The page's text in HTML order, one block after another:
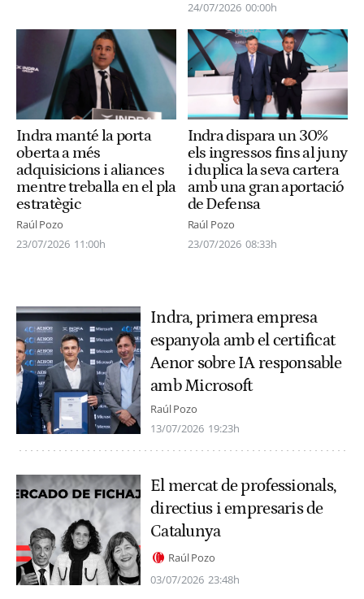
24/07/2026 00:00h
Indra manté la porta
oberta a més
adquisicions i aliances
mentre treballa en el pla
estratègic
Raúl Pozo
23/07/2026 11:00h
Indra dispara un 30%
els ingressos fins al juny
i duplica la seva cartera
amb una gran aportació
de Defensa
Raúl Pozo
23/07/2026 08:33h
Indra, primera empresa
espanyola amb el certificat
Aenor sobre IA responsable
amb Microsoft
Raúl Pozo
13/07/2026 19:23h
El mercat de professionals,
directius i empresaris de
Catalunya
Raúl Pozo
03/07/2026 23:48h